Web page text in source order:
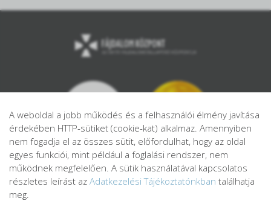
A weboldal a jobb működés és a felhasználói élmény javítása
érdekében HTTP-sütiket (cookie-kat) alkalmaz. Amennyiben
nem fogadja el az összes sütit, előfordulhat, hogy az oldal
egyes funkciói, mint például a foglalási rendszer, nem
működnek megfelelően. A sütik használatával kapcsolatos
részletes leírást az Adatkezelési Tájékoztatónkban találhatja
meg.